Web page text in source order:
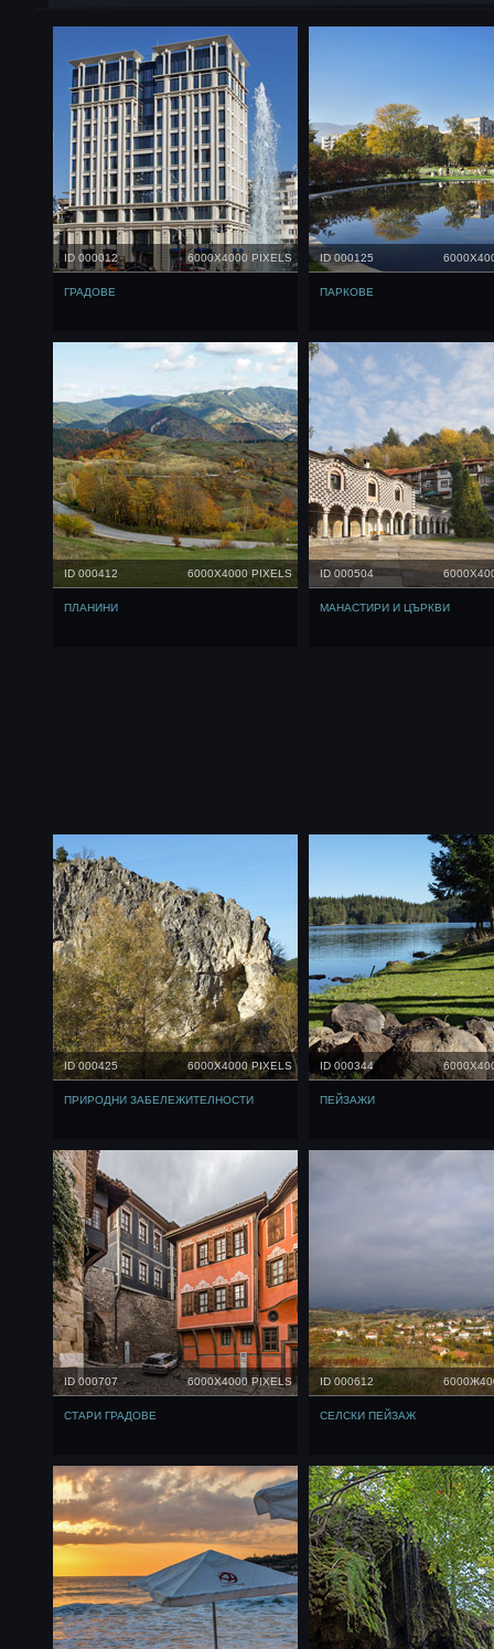
ID 000012 6000X4000 PIXELS
ГРАДОВЕ
ID 000125
ПАРКОВЕ
ID 000412 6000X4000 PIXELS
ПЛАНИНИ
ID 000504
МАНАСТИРИ И ЦЪРКВИ
ID 000425 6000X4000 PIXELS
ПРИРОДНИ ЗАБЕЛЕЖИТЕЛНОСТИ
ID 000344
ПЕЙЗАЖИ
ID 000707 6000X4000 PIXELS
СТАРИ ГРАДОВЕ
ID 000612
СЕЛСКИ ПЕЙЗАЖ